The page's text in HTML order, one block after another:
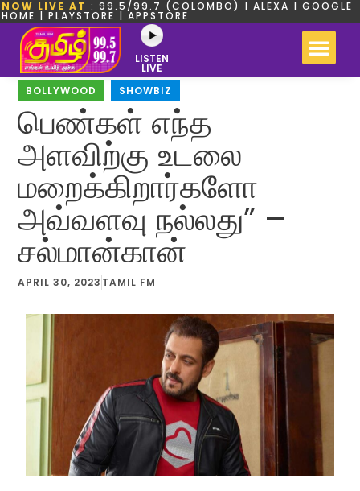
NOW LIVE AT : 99.5/99.7 (COLOMBO) | ALEXA | GOOGLE
HOME | PLAYSTORE | APPSTORE
LISTEN
LIVE
BOLLYWOOD
SHOWBIZ
பெண்கள் எந்த
அளவிற்கு உடலை
மறைக்கிறார்களோ
அவ்வளவு நல்லது” –
சல்மான்கான்
APRIL 30, 2023 TAMIL FM